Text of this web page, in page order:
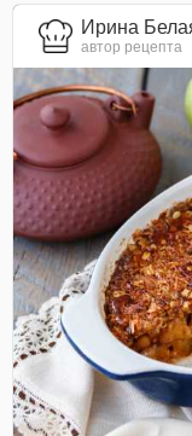
Ирина
автор рецепта